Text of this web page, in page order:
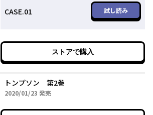
CASE.01 試し読み
ストアで購入
トンプソン 第2巻
2020/01/23 2020年01月23日
発売